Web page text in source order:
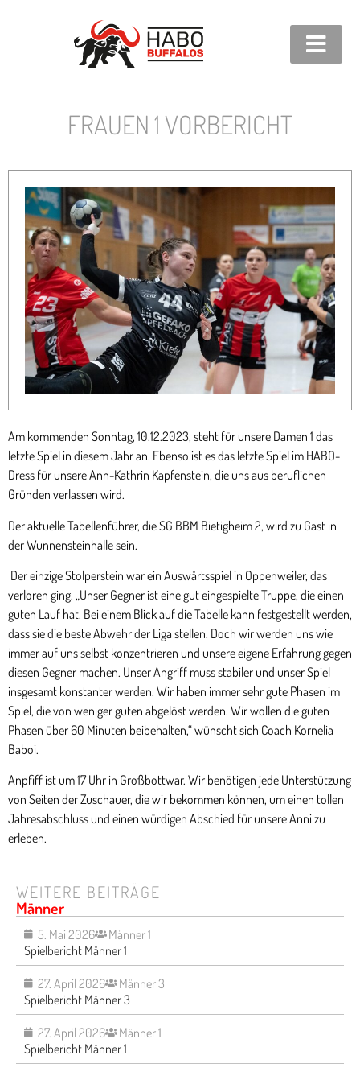
FRAUEN 1 VORBERICHT
Am kommenden Sonntag, 10.12.2023, steht für unsere Damen 1 das
letzte Spiel in diesem Jahr an. Ebenso ist es das letzte Spiel im HABO-
Dress für unsere Ann-Kathrin Kapfenstein, die uns aus beruflichen
Gründen verlassen wird.
Der aktuelle Tabellenführer, die SG BBM Bietigheim 2, wird zu Gast in
der Wunnensteinhalle sein.
Der einzige Stolperstein war ein Auswärtsspiel in Oppenweiler, das
verloren ging. „Unser Gegner ist eine gut eingespielte Truppe, die einen
guten Lauf hat. Bei einem Blick auf die Tabelle kann festgestellt werden,
dass sie die beste Abwehr der Liga stellen. Doch wir werden uns wie
immer auf uns selbst konzentrieren und unsere eigene Erfahrung gegen
diesen Gegner machen. Unser Angriff muss stabiler und unser Spiel
insgesamt konstanter werden. Wir haben immer sehr gute Phasen im
Spiel, die von weniger guten abgelöst werden. Wir wollen die guten
Phasen über 60 Minuten beibehalten,“ wünscht sich Coach Kornelia
Baboi.
Anpfiff ist um 17 Uhr in Großbottwar. Wir benötigen jede Unterstützung
von Seiten der Zuschauer, die wir bekommen können, um einen tollen
Jahresabschluss und einen würdigen Abschied für unsere Anni zu
erleben.
WEITERE BEITRÄGE
Männer
5. Mai 2026
Männer 1
Spielbericht Männer 1
27. April 2026
Männer 3
Spielbericht Männer 3
27. April 2026
Männer 1
Spielbericht Männer 1